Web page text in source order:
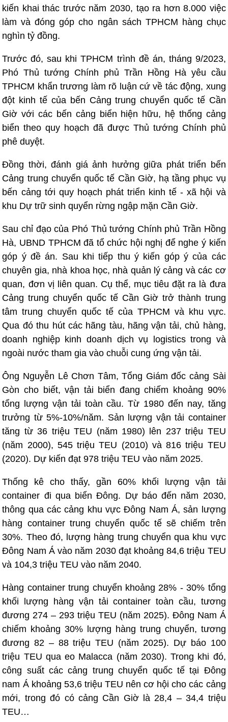
kiến khai thác trước năm 2030, tạo ra hơn 8.000 việc
làm và đóng góp cho ngân sách TPHCM hàng chục
nghìn tỷ đồng.
Trước đó, sau khi TPHCM trình đề án, tháng 9/2023,
Phó Thủ tướng Chính phủ Trần Hồng Hà yêu cầu
TPHCM khẩn trương làm rõ luận cứ về tác động, xung
đột kinh tế của bến Cảng trung chuyển quốc tế Cần
Giờ với các bến cảng biển hiện hữu, hệ thống cảng
biển theo quy hoạch đã được Thủ tướng Chính phủ
phê duyệt.
Đồng thời, đánh giá ảnh hưởng giữa phát triển bến
Cảng trung chuyển quốc tế Cần Giờ, hạ tầng phục vụ
bến cảng tới quy hoạch phát triển kinh tế - xã hội và
khu Dự trữ sinh quyển rừng ngập mặn Cần Giờ.
Sau chỉ đạo của Phó Thủ tướng Chính phủ Trần Hồng
Hà, UBND TPHCM đã tổ chức hội nghị để nghe ý kiến
góp ý đề án. Sau khi tiếp thu ý kiến góp ý của các
chuyên gia, nhà khoa học, nhà quản lý cảng và các cơ
quan, đơn vị liên quan. Cụ thể, mục tiêu đặt ra là đưa
Cảng trung chuyển quốc tế Cần Giờ trở thành trung
tâm trung chuyển quốc tế của TPHCM và khu vực.
Qua đó thu hút các hãng tàu, hãng vận tải, chủ hàng,
doanh nghiệp kinh doanh dịch vụ logistics trong và
ngoài nước tham gia vào chuỗi cung ứng vận tải.
Ông Nguyễn Lê Chơn Tâm, Tổng Giám đốc cảng Sài
Gòn cho biết, vận tải biển đang chiếm khoảng 90%
tổng lượng vận tải toàn cầu. Từ 1980 đến nay, tăng
trưởng từ 5%-10%/năm. Sản lượng vận tải container
tăng từ 36 triệu TEU (năm 1980) lên 237 triệu TEU
(năm 2000), 545 triệu TEU (2010) và 816 triệu TEU
(2020). Dự kiến đạt 978 triệu TEU vào năm 2025.
Thống kê cho thấy, gần 60% khối lượng vận tải
container đi qua biển Đông. Dự báo đến năm 2030,
thông qua các cảng khu vực Đông Nam Á, sản lượng
hàng container trung chuyển quốc tế sẽ chiếm trên
30%. Theo đó, lượng hàng trung chuyển qua khu vực
Đông Nam Á vào năm 2030 đạt khoảng 84,6 triệu TEU
và 104,3 triệu TEU vào năm 2040.
Hàng container trung chuyển khoảng 28% - 30% tổng
khối lượng hàng vận tải container toàn cầu, tương
đương 274 – 293 triệu TEU (năm 2025). Đông Nam Á
chiếm khoảng 30% lượng hàng trung chuyển, tương
đương 82 – 88 triệu TEU (năm 2025). Dự báo 100
triệu TEU qua eo Malacca (năm 2030). Trong khi đó,
công suất các cảng trung chuyển quốc tế tại Đông
nam Á khoảng 53,6 triệu TEU nên cơ hội cho các cảng
mới, trong đó có cảng Cần Giờ là 28,4 – 34,4 triệu
TEU…